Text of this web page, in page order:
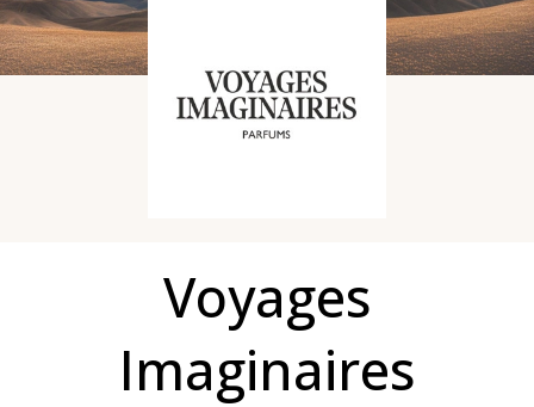
Voyages
Imaginaires